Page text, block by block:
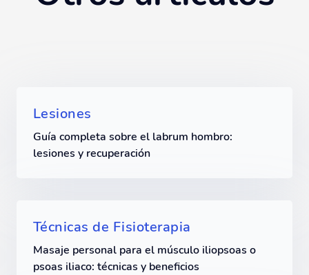
Lesiones
Guía completa sobre el labrum hombro:
lesiones y recuperación
Técnicas de Fisioterapia
Masaje personal para el músculo iliopsoas o
psoas iliaco: técnicas y beneficios